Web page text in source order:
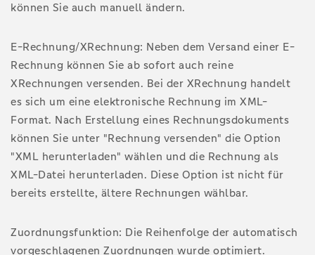
können Sie auch manuell ändern.
E-Rechnung/XRechnung: Neben dem Versand einer E-
Rechnung können Sie ab sofort auch reine
XRechnungen versenden. Bei der XRechnung handelt
es sich um eine elektronische Rechnung im XML-
Format. Nach Erstellung eines Rechnungsdokuments
können Sie unter "Rechnung versenden" die Option
"XML herunterladen" wählen und die Rechnung als
XML-Datei herunterladen. Diese Option ist nicht für
bereits erstellte, ältere Rechnungen wählbar.
Zuordnungsfunktion: Die Reihenfolge der automatisch
vorgeschlagenen Zuordnungen wurde optimiert.